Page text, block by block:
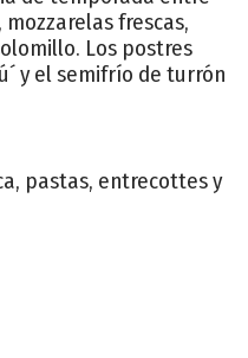
frescas,
Los postres
y el semifrío de turrón
pastas, entrecottes y